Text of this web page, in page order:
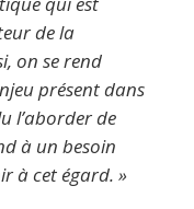
de la
on se rend
présent dans
l’aborder de
à un besoin
à cet égard. »